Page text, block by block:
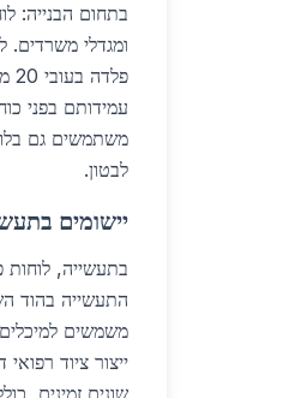
בתחום הבנייה:
ומגדלי
עמידותם בפני
לבטון.
יישומים
בתעשייה, לוחות
התעשייה בהוד
ייצור ציוד רפואי
שונים זמינים,